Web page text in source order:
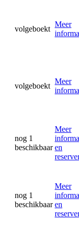
volgeboekt
Meer
volgeboekt
Meer
nog 1
beschikbaar
Meer
en
nog 1
beschikbaar
Meer
en